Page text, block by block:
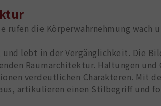
rufen die Körperwahrnehmung wach
und lebt in der Vergänglichkeit. Die
Raumarchitektur. Haltungen und
verdeutlichen Charakteren. Mit
artikulieren einen Stilbegriff und